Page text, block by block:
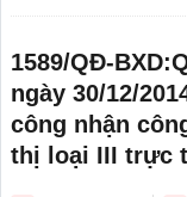
1589/QĐ-
ngày 30/12/
công nhận
thị loại III trực